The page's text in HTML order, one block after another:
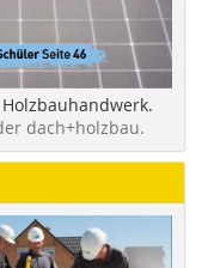
dach+holzbau.